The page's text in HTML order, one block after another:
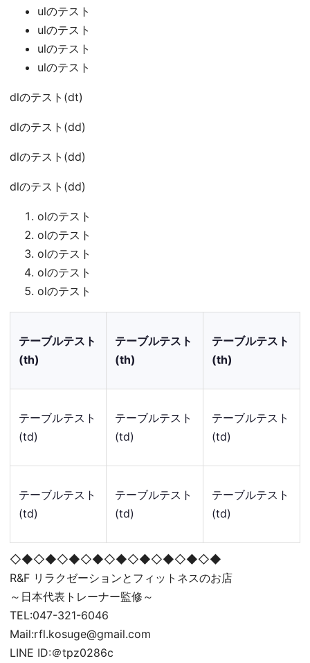
ulのテスト
ulのテスト
ulのテスト
ulのテスト
dlのテスト(dt)
dlのテスト(dd)
dlのテスト(dd)
dlのテスト(dd)
olのテスト
olのテスト
olのテスト
olのテスト
olのテスト
テーブルテスト
(th)
テーブルテスト
(th)
テーブルテスト
(th)
テーブルテスト
(td)
テーブルテスト
(td)
テーブルテスト
(td)
テーブルテスト
(td)
テーブルテスト
(td)
テーブルテスト
(td)
◇◆◇◆◇◆◇◆◇◆◇◆◇◆◇◆◇◆
R&F リラクゼーションとフィットネスのお店
～日本代表トレーナー監修～
TEL:047-321-6046
Mail:rfl.kosuge@gmail.com
LINE ID:＠tpz0286c